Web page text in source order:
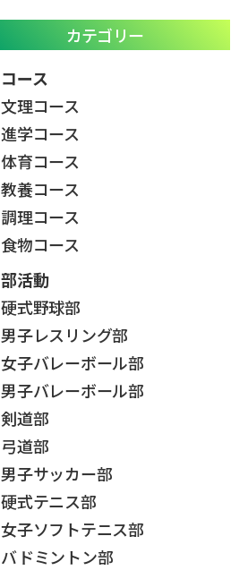
カテゴリー
コース
文理コース
進学コース
体育コース
教養コース
調理コース
食物コース
部活動
硬式野球部
男子レスリング部
女子バレーボール部
男子バレーボール部
剣道部
弓道部
男子サッカー部
硬式テニス部
女子ソフトテニス部
バドミントン部